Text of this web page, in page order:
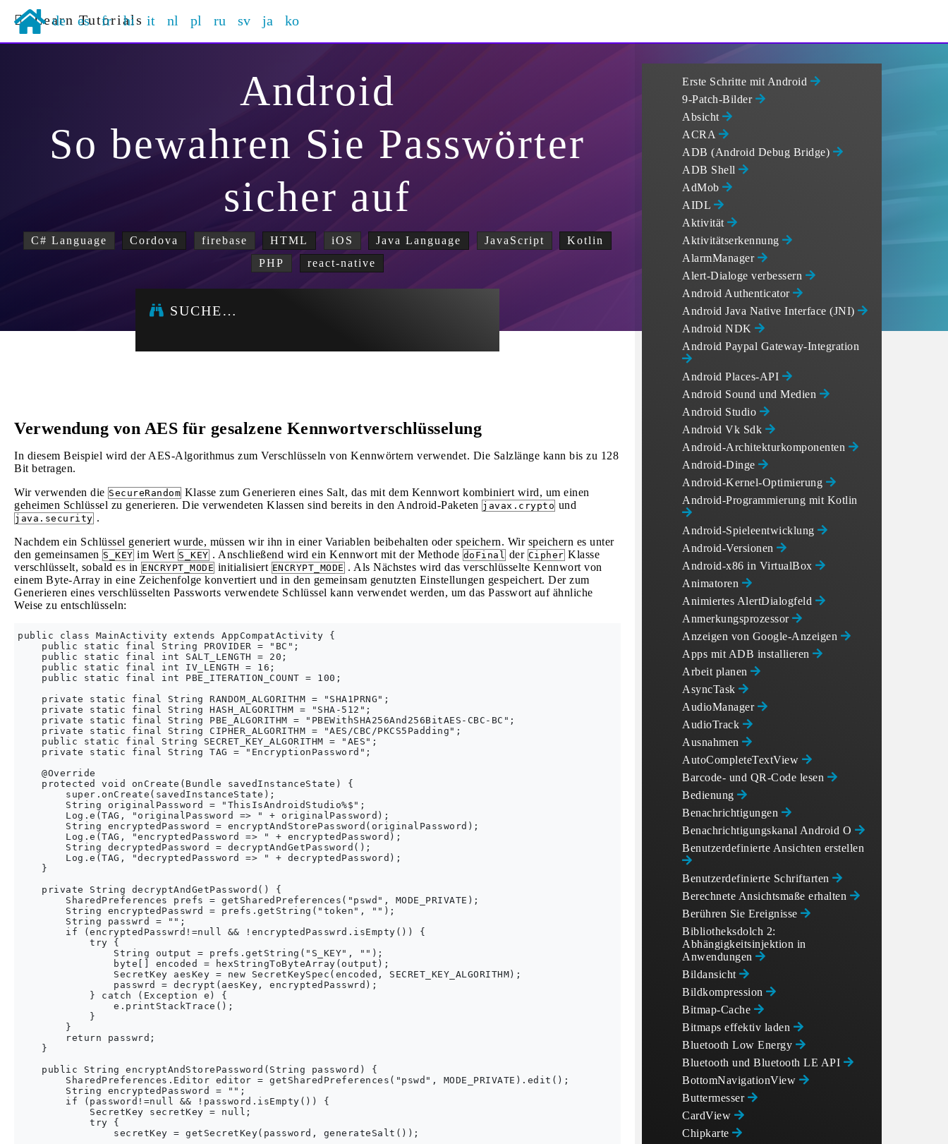
Learn Tutorials
de es fr hi it nl pl ru sv ja ko
Android
So bewahren Sie Passwörter
sicher auf
C# Language Cordova firebase HTML iOS Java Language JavaScript
Kotlin
PHP
react-native
SUCHE…
Verwendung von AES für gesalzene Kennwortverschlüsselung
In diesem Beispiel wird der AES-Algorithmus zum Verschlüsseln von Kennwörtern verwendet. Die Salzlänge kann bis zu 128
Bit betragen.
Wir verwenden die SecureRandom Klasse zum Generieren eines Salt, das mit dem Kennwort kombiniert wird, um einen
geheimen Schlüssel zu generieren. Die verwendeten Klassen sind bereits in den Android-Paketen javax.crypto und
java.security .
Nachdem ein Schlüssel generiert wurde, müssen wir ihn in einer Variablen beibehalten oder speichern. Wir speichern es unter
den gemeinsamen S_KEY im Wert S_KEY . Anschließend wird ein Kennwort mit der Methode doFinal der Cipher Klasse
verschlüsselt, sobald es in ENCRYPT_MODE initialisiert ENCRYPT_MODE . Als Nächstes wird das verschlüsselte Kennwort von
einem Byte-Array in eine Zeichenfolge konvertiert und in den gemeinsam genutzten Einstellungen gespeichert. Der zum
Generieren eines verschlüsselten Passworts verwendete Schlüssel kann verwendet werden, um das Passwort auf ähnliche
Weise zu entschlüsseln:
public class MainActivity extends AppCompatActivity {
    public static final String PROVIDER = "BC";
    public static final int SALT_LENGTH = 20;
    public static final int IV_LENGTH = 16;
    public static final int PBE_ITERATION_COUNT = 100;
    private static final String RANDOM_ALGORITHM = "SHA1PRNG";
    private static final String HASH_ALGORITHM = "SHA-512";
    private static final String PBE_ALGORITHM = "PBEWithSHA256And256BitAES-CBC-BC";
    private static final String CIPHER_ALGORITHM = "AES/CBC/PKCS5Padding";
    public static final String SECRET_KEY_ALGORITHM = "AES";
    private static final String TAG = "EncryptionPassword";
    @Override
    protected void onCreate(Bundle savedInstanceState) {
        super.onCreate(savedInstanceState);
        String originalPassword = "ThisIsAndroidStudio%$";
        Log.e(TAG, "originalPassword => " + originalPassword);
        String encryptedPassword = encryptAndStorePassword(originalPassword);
        Log.e(TAG, "encryptedPassword => " + encryptedPassword);
        String decryptedPassword = decryptAndGetPassword();
        Log.e(TAG, "decryptedPassword => " + decryptedPassword);
    }
    private String decryptAndGetPassword() {
        SharedPreferences prefs = getSharedPreferences("pswd", MODE_PRIVATE);
        String encryptedPasswrd = prefs.getString("token", "");
        String passwrd = "";
        if (encryptedPasswrd!=null && !encryptedPasswrd.isEmpty()) {
            try {
                String output = prefs.getString("S_KEY", "");
                byte[] encoded = hexStringToByteArray(output);
                SecretKey aesKey = new SecretKeySpec(encoded, SECRET_KEY_ALGORITHM);
                passwrd = decrypt(aesKey, encryptedPasswrd);
            } catch (Exception e) {
                e.printStackTrace();
            }
        }
        return passwrd;
    }
    public String encryptAndStorePassword(String password) {
        SharedPreferences.Editor editor = getSharedPreferences("pswd", MODE_PRIVATE).edit();
        String encryptedPassword = "";
        if (password!=null && !password.isEmpty()) {
            SecretKey secretKey = null;
            try {
                secretKey = getSecretKey(password, generateSalt());
Erste Schritte mit Android
9-Patch-Bilder
Absicht
ACRA
ADB (Android Debug Bridge)
ADB Shell
AdMob
AIDL
Aktivität
Aktivitätserkennung
AlarmManager
Alert-Dialoge verbessern
Android Authenticator
Android Java Native Interface (JNI)
Android NDK
Android Paypal Gateway-Integration
Android Places-API
Android Sound und Medien
Android Studio
Android Vk Sdk
Android-Architekturkomponenten
Android-Dinge
Android-Kernel-Optimierung
Android-Programmierung mit Kotlin
Android-Spieleentwicklung
Android-Versionen
Android-x86 in VirtualBox
Animatoren
Animiertes AlertDialogfeld
Anmerkungsprozessor
Anzeigen von Google-Anzeigen
Apps mit ADB installieren
Arbeit planen
AsyncTask
AudioManager
AudioTrack
Ausnahmen
AutoCompleteTextView
Barcode- und QR-Code lesen
Bedienung
Benachrichtigungen
Benachrichtigungskanal Android O
Benutzerdefinierte Ansichten erstellen
Benutzerdefinierte Schriftarten
Berechnete Ansichtsmaße erhalten
Berühren Sie Ereignisse
Bibliotheksdolch 2:
Abhängigkeitsinjektion in
Anwendungen
Bildansicht
Bildkompression
Bitmap-Cache
Bitmaps effektiv laden
Bluetooth Low Energy
Bluetooth und Bluetooth LE API
BottomNavigationView
Buttermesser
CardView
Chipkarte